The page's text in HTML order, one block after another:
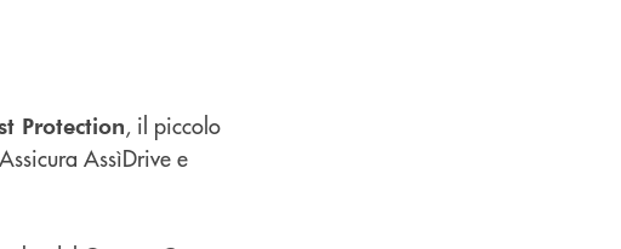
Protection, il piccolo
AssìDrive e